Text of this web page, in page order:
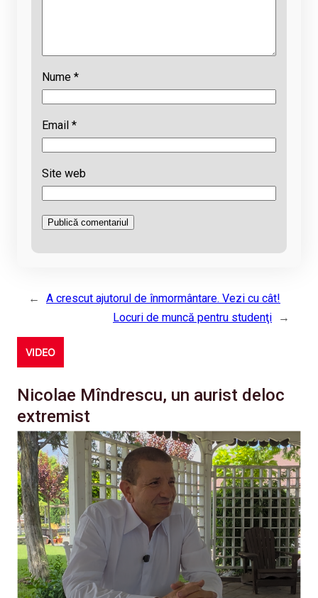
Nume *
Email *
Site web
←
A crescut ajutorul de înmormântare. Vezi cu cât!
Locuri de muncă pentru studenţi
→
VIDEO
Nicolae Mîndrescu, un aurist deloc
extremist